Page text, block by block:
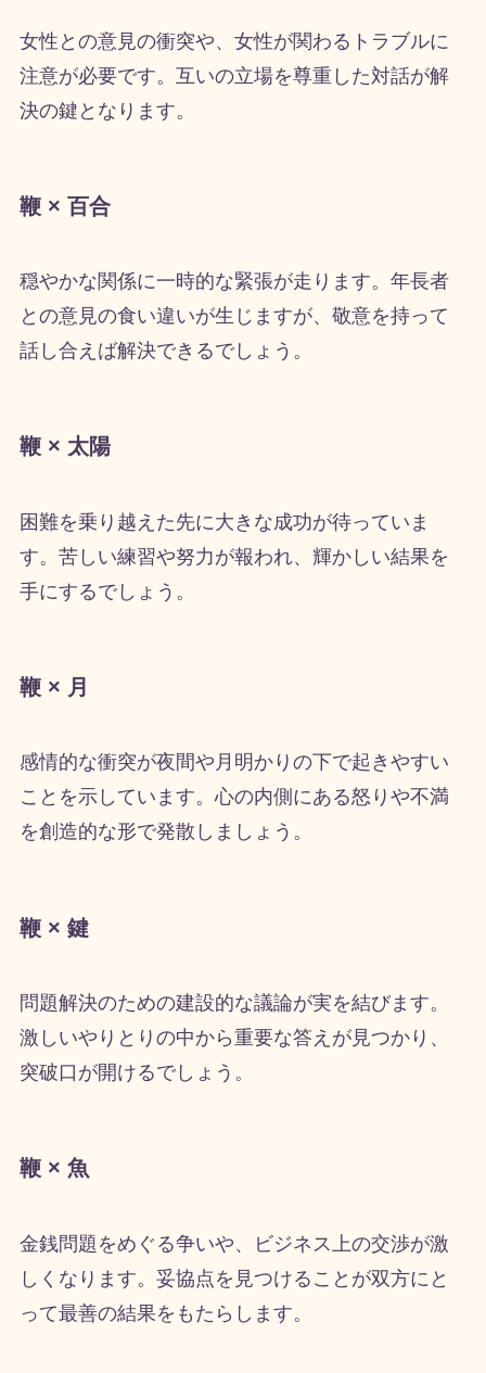
女性との意見の衝突や、女性が関わるトラブルに
注意が必要です。互いの立場を尊重した対話が解
決の鍵となります。
鞭 × 百合
穏やかな関係に一時的な緊張が走ります。年長者
との意見の食い違いが生じますが、敬意を持って
話し合えば解決できるでしょう。
鞭 × 太陽
困難を乗り越えた先に大きな成功が待っていま
す。苦しい練習や努力が報われ、輝かしい結果を
手にするでしょう。
鞭 × 月
感情的な衝突が夜間や月明かりの下で起きやすい
ことを示しています。心の内側にある怒りや不満
を創造的な形で発散しましょう。
鞭 × 鍵
問題解決のための建設的な議論が実を結びます。
激しいやりとりの中から重要な答えが見つかり、
突破口が開けるでしょう。
鞭 × 魚
金銭問題をめぐる争いや、ビジネス上の交渉が激
しくなります。妥協点を見つけることが双方にと
って最善の結果をもたらします。